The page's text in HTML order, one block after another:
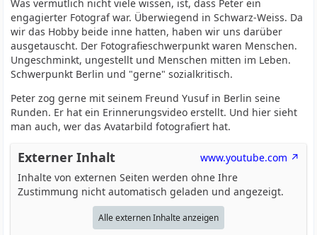
Was vermutlich nicht viele wissen, ist, dass Peter ein
engagierter Fotograf war. Überwiegend in Schwarz-Weiss. Da
wir das Hobby beide inne hatten, haben wir uns darüber
ausgetauscht. Der Fotografieschwerpunkt waren Menschen.
Ungeschminkt, ungestellt und Menschen mitten im Leben.
Schwerpunkt Berlin und "gerne" sozialkritisch.
Peter zog gerne mit seinem Freund Yusuf in Berlin seine
Runden. Er hat ein Erinnerungsvideo erstellt. Und hier sieht
man auch, wer das Avatarbild fotografiert hat.
Externer Inhalt
www.youtube.com
Inhalte von externen Seiten werden ohne Ihre
Zustimmung nicht automatisch geladen und angezeigt.
Alle externen Inhalte anzeigen